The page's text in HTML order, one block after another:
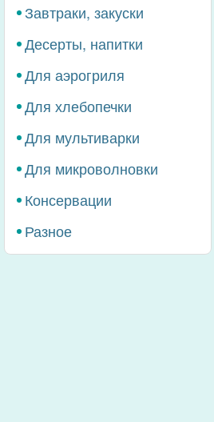
Завтраки, закуски
Десерты, напитки
Для аэрогриля
Для хлебопечки
Для мультиварки
Для микроволновки
Консервации
Разное